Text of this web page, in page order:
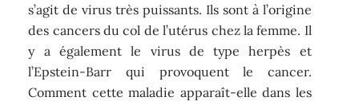
s’agit de virus très puissants. Ils sont à l’origine
des cancers du col de l’utérus chez la femme. Il
y a également le virus de type herpès et
l’Epstein-Barr qui provoquent le cancer.
Comment cette maladie apparaît-elle dans les